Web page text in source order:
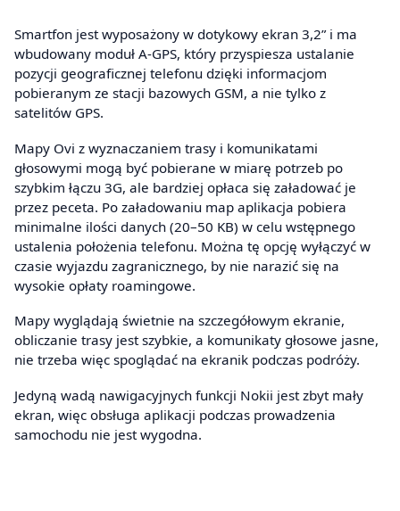
Smartfon jest wyposażony w dotykowy ekran 3,2” i ma
wbudowany moduł A-GPS, który przyspiesza ustalanie
pozycji geograficznej telefonu dzięki informacjom
pobieranym ze stacji bazowych GSM, a nie tylko z
satelitów GPS.
Mapy Ovi z wyznaczaniem trasy i komunikatami
głosowymi mogą być pobierane w miarę potrzeb po
szybkim łączu 3G, ale bardziej opłaca się załadować je
przez peceta. Po załadowaniu map aplikacja pobiera
minimalne ilości danych (20–50 KB) w celu wstępnego
ustalenia położenia telefonu. Można tę opcję wyłączyć w
czasie wyjazdu zagranicznego, by nie narazić się na
wysokie opłaty roamingowe.
Mapy wyglądają świetnie na szczegółowym ekranie,
obliczanie trasy jest szybkie, a komunikaty głosowe jasne,
nie trzeba więc spoglądać na ekranik podczas podróży.
Jedyną wadą nawigacyjnych funkcji Nokii jest zbyt mały
ekran, więc obsługa aplikacji podczas prowadzenia
samochodu nie jest wygodna.